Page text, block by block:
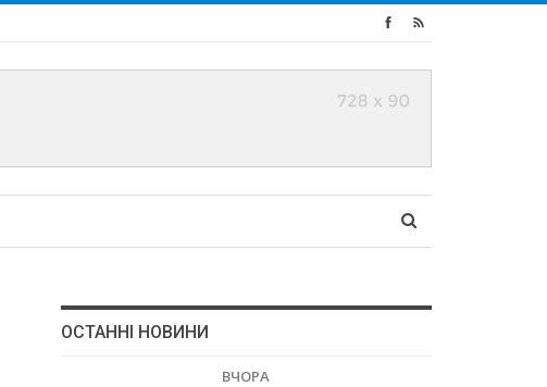
ОСТАННІ НОВИНИ
ВЧОРА